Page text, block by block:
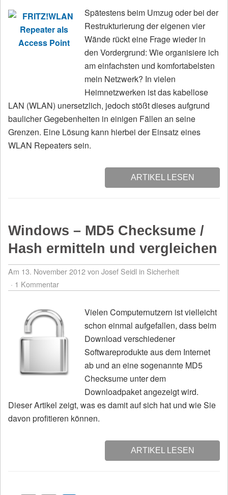
Spätestens beim Umzug oder bei der
Restrukturierung der eigenen vier
Wände rückt eine Frage wieder in
den Vordergrund: Wie organisiere ich
am einfachsten und komfortabelsten
mein Netzwerk? In vielen
Heimnetzwerken ist das kabellose
LAN (WLAN) unersetzlich, jedoch stößt dieses aufgrund
baulicher Gegebenheiten in einigen Fällen an seine
Grenzen. Eine Lösung kann hierbei der Einsatz eines
WLAN Repeaters sein.
ARTIKEL LESEN
Windows – MD5 Checksume /
Hash ermitteln und vergleichen
Am 13. November 2012von Josef Seidl in Sicherheit
1 Kommentar
Vielen Computernutzern ist vielleicht
schon einmal aufgefallen, dass beim
Download verschiedener
Softwareprodukte aus dem Internet
ab und an eine sogenannte MD5
Checksume unter dem
Downloadpaket angezeigt wird.
Dieser Artikel zeigt, was es damit auf sich hat und wie Sie
davon profitieren können.
ARTIKEL LESEN